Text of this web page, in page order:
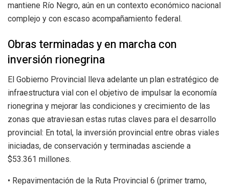
mantiene Río Negro, aún en un contexto económico nacional
complejo y con escaso acompañamiento federal.
Obras terminadas y en marcha con
inversión rionegrina
El Gobierno Provincial lleva adelante un plan estratégico de
infraestructura vial con el objetivo de impulsar la economía
rionegrina y mejorar las condiciones y crecimiento de las
zonas que atraviesan estas rutas claves para el desarrollo
provincial: En total, la inversión provincial entre obras viales
iniciadas, de conservación y terminadas asciende a
$53.361 millones.
• Repavimentación de la Ruta Provincial 6 (primer tramo,